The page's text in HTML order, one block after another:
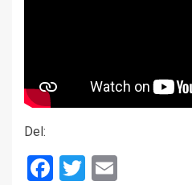
Del:
Facebook
Twitter